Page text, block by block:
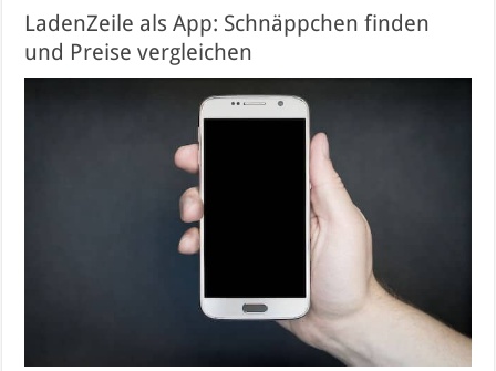
LadenZeile als App: Schnäppchen finden
und Preise vergleichen